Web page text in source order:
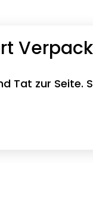
Tat zur Seite.